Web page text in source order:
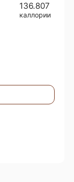
136.807
каллории